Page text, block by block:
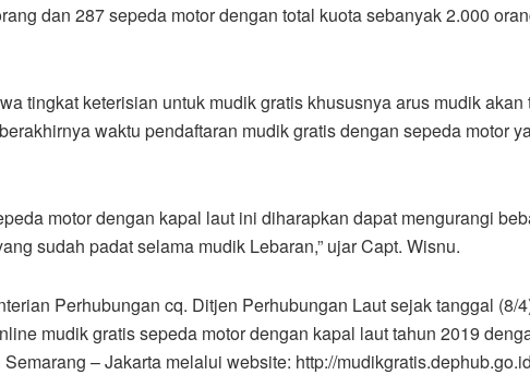
dan 287 sepeda motor dengan total kuota sebanyak 2.000
tingkat keterisian untuk mudik gratis khususnya arus mudik akan
waktu pendaftaran mudik gratis dengan sepeda motor
motor dengan kapal laut ini diharapkan dapat mengurangi
sudah padat selama mudik Lebaran,” ujar Capt. Wisnu.
Perhubungan cq. Ditjen Perhubungan Laut sejak tanggal (8/
mudik gratis sepeda motor dengan kapal laut tahun 2019
– Jakarta melalui website: http://